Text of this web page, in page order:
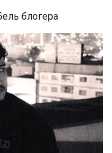
блогера